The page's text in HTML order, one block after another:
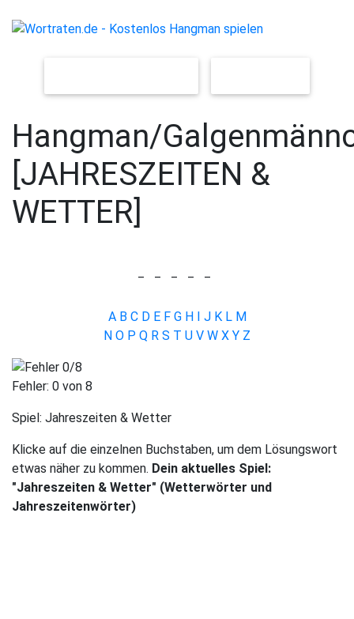
Hangman/
[JAHRESZEITEN &
WETTER]
A B C D E F G H I J K L M
N O P Q R S T U V W X Y Z
Fehler: 0 von 8
Spiel: Jahreszeiten & Wetter
Klicke auf die einzelnen Buchstaben, um dem Lösungswort
etwas näher zu kommen. Dein aktuelles Spiel:
"Jahreszeiten & Wetter" (Wetterwörter und
Jahreszeitenwörter)